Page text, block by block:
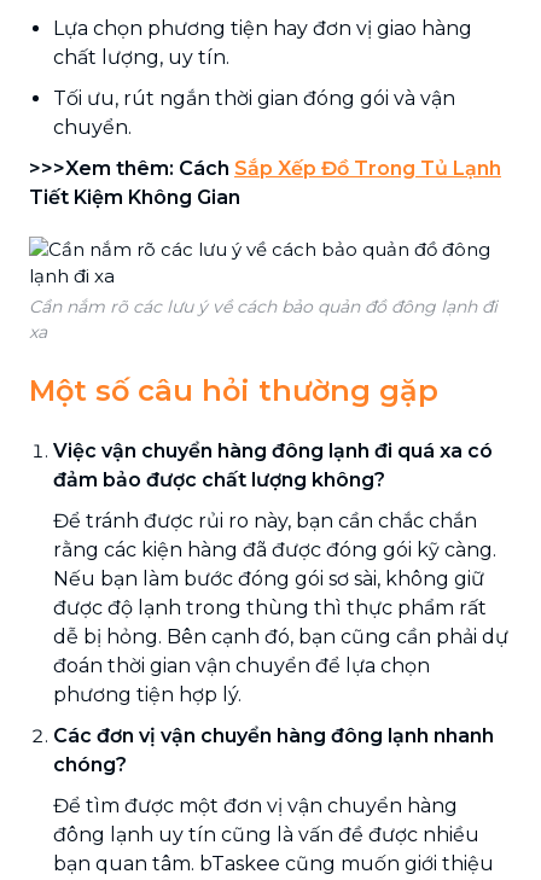
Lựa chọn phương tiện hay đơn vị giao hàng
chất lượng, uy tín.
Tối ưu, rút ngắn thời gian đóng gói và vận
chuyển.
>>>Xem thêm: Cách Sắp Xếp Đồ Trong Tủ Lạnh
Tiết Kiệm Không Gian
Cần nắm rõ các lưu ý về cách bảo quản đồ đông lạnh đi
xa
Một số câu hỏi thường gặp
Việc vận chuyển hàng đông lạnh đi quá xa có
đảm bảo được chất lượng không?
Để tránh được rủi ro này, bạn cần chắc chắn
rằng các kiện hàng đã được đóng gói kỹ càng.
Nếu bạn làm bước đóng gói sơ sài, không giữ
được độ lạnh trong thùng thì thực phẩm rất
dễ bị hỏng. Bên cạnh đó, bạn cũng cần phải dự
đoán thời gian vận chuyển để lựa chọn
phương tiện hợp lý.
Các đơn vị vận chuyển hàng đông lạnh nhanh
chóng?
Để tìm được một đơn vị vận chuyển hàng
đông lạnh uy tín cũng là vấn đề được nhiều
bạn quan tâm. bTaskee cũng muốn giới thiệu